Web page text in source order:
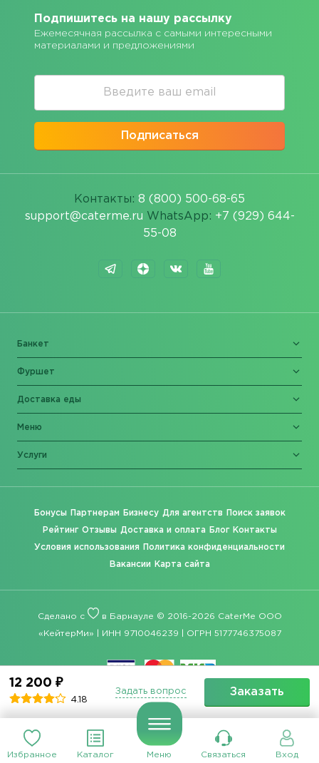
Избранное Каталог Меню Связаться Вход
12 200 ₽
4.18
Заказать
Задать вопрос
Подпишитесь на нашу рассылку
Ежемесячная рассылка с самыми интересными
материалами и предложениями
Подписаться
Контакты: 8 (800) 500-68-65
support@caterme.ru WhatsApp: +7 (929) 644-
55-08
Банкет
Фуршет
Доставка еды
Меню
Услуги
Бонусы Партнерам Бизнесу Для агентств Поиск заявок
Рейтинг Отзывы Доставка и оплата Блог Контакты
Условия использования Политика конфиденциальности
Вакансии Карта сайта
Сделано с в Барнауле © 2016-2026 CaterMe ООО
«КейтерМи» | ИНН 9710046239 | ОГРН 5177746375087